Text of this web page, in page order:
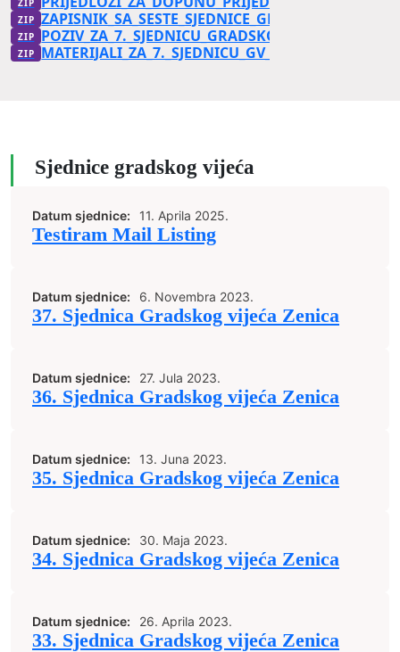
MATERIJALI_ZA_7._SJEDNICU_GV_ZENICA_-
Sjednice gradskog vijeća
Datum sjednice: 11. Aprila 2025.
Testiram Mail Listing
Datum sjednice: 6. Novembra 2023.
37. Sjednica Gradskog vijeća Zenica
Datum sjednice: 27. Jula 2023.
36. Sjednica Gradskog vijeća Zenica
Datum sjednice: 13. Juna 2023.
35. Sjednica Gradskog vijeća Zenica
Datum sjednice: 30. Maja 2023.
34. Sjednica Gradskog vijeća Zenica
Datum sjednice: 26. Aprila 2023.
33. Sjednica Gradskog vijeća Zenica